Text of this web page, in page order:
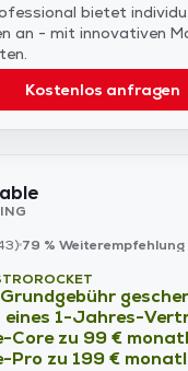
bietet
an - mit innovativen
Kostenlos anfragen
)79 % Weiterempfehlung
eines 1-Jahres-
Core zu 99 €
Pro zu 199 €